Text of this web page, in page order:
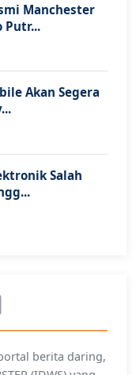
Manchester
Putr...
Akan Segera
Salah
berita daring,